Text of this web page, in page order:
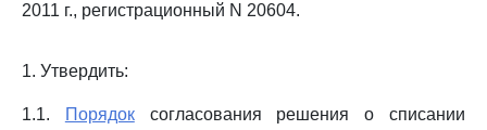
2011 г., регистрационный N 20604.
1. Утвердить:
1.1. Порядоксогласования решения о списании